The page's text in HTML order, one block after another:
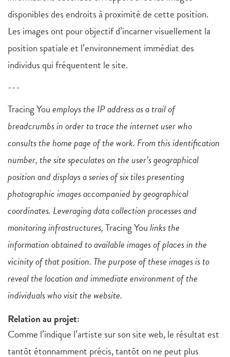
disponibles des endroits à proximité de cette position.
Les images ont pour objectif d’incarner visuellement la
position spatiale et l’environnement immédiat des
individus qui fréquentent le site.
---
Tracing Youemploys the IP address as a trail of
breadcrumbs in order to trace the internet user who
consults the home page of the work. From this identification
number, the site speculates on the user’s geographical
position and displays a series of six tiles presenting
photographic images accompanied by geographical
coordinates. Leveraging data collection processes and
monitoring infrastructures,Tracing Youlinks the
information obtained to available images of places in the
vicinity of that position. The purpose of these images is to
reveal the location and immediate environment of the
individuals who visit the website.
Relation au projet:
Comme l’indique l’artiste sur son site web, le résultat est
tantôt étonnamment précis, tantôt on ne peut plus